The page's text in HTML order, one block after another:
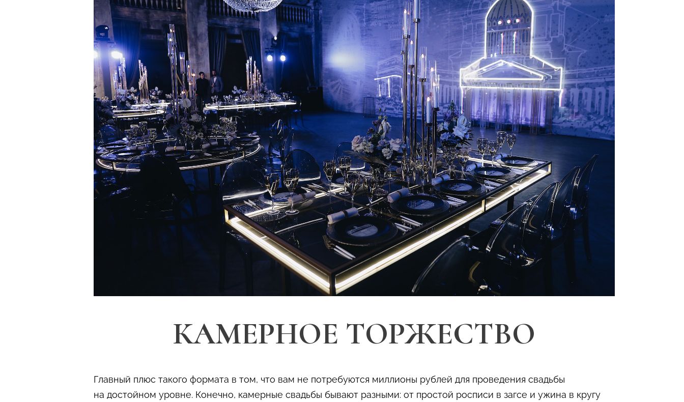
КАМЕРНОЕ ТОРЖЕСТВО
Главный плюс такого формата в том, что вам не потребуются миллионы рублей для проведения свадьбы
на достойном уровне. Конечно, камерные свадьбы бывают разными: от простой росписи в загсе и ужина в кругу